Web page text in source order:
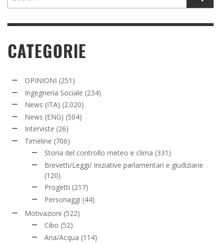
CATEGORIE
OPINIONI (251)
Ingegneria Sociale (234)
News (ITA) (2.020)
News (ENG) (504)
Interviste (26)
Timeline (706)
Storia del controllo meteo e clima (331)
Brevetti/Leggi/ Iniziative parlamentari e giudiziarie
(120)
Progetti (217)
Personaggi (44)
Motivazioni (522)
Cibo (52)
Aria/Acqua (114)